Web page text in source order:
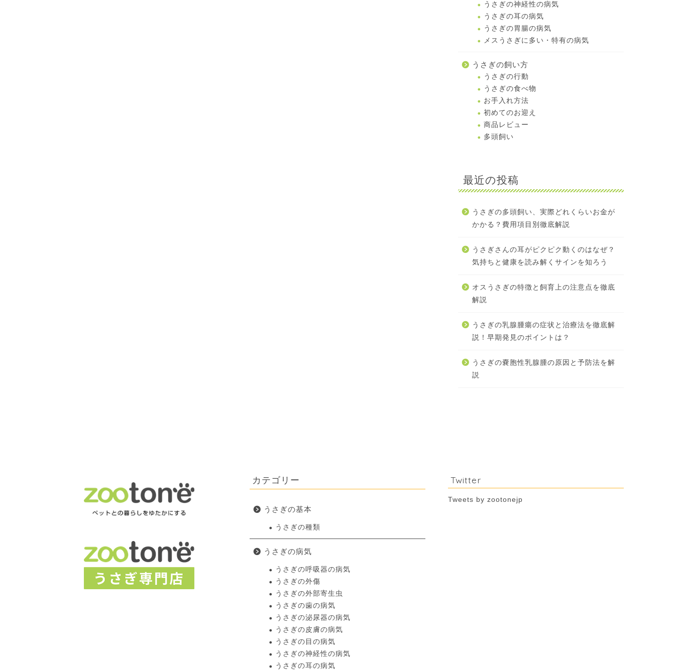
うさぎの神経性の病気
うさぎの耳の病気
うさぎの胃腸の病気
メスうさぎに多い・特有の病気
うさぎの飼い方
うさぎの行動
うさぎの食べ物
お手入れ方法
初めてのお迎え
商品レビュー
多頭飼い
最近の投稿
うさぎの多頭飼い、実際どれくらいお金が
かかる？費用項目別徹底解説
うさぎさんの耳がピクピク動くのはなぜ？
気持ちと健康を読み解くサインを知ろう
オスうさぎの特徴と飼育上の注意点を徹底
解説
うさぎの乳腺腫瘍の症状と治療法を徹底解
説！早期発見のポイントは？
うさぎの嚢胞性乳腺腫の原因と予防法を解
説
カテゴリー
うさぎの基本
うさぎの種類
うさぎの病気
うさぎの呼吸器の病気
うさぎの外傷
うさぎの外部寄生虫
うさぎの歯の病気
うさぎの泌尿器の病気
うさぎの皮膚の病気
うさぎの目の病気
うさぎの神経性の病気
うさぎの耳の病気
Twitter
Tweets by zootonejp